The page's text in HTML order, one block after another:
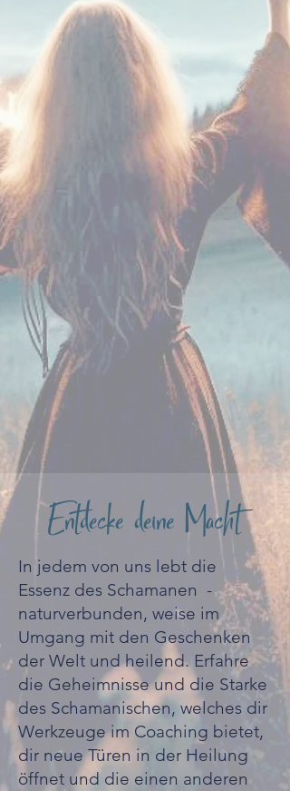
Entdecke deine Macht
In jedem von uns lebt die
Essenz des Schamanen -
naturverbunden, weise im
Umgang mit den Geschenken
der Welt und heilend. Erfahre
die Geheimnisse und die Starke
des Schamanischen, welches dir
Werkzeuge im Coaching bietet,
dir neue Türen in der Heilung
öffnet und die einen anderen